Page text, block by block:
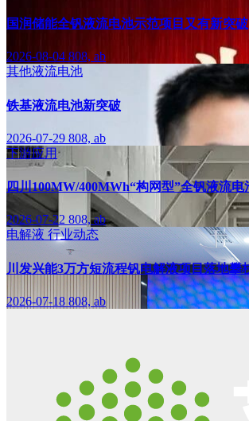
国润储能全钒液流电池示范项目又有新突破
2026-08-04 808, ab
其他液流电池
铁基液流电池新突破
2026-07-29 808, ab
下游应用
四川100MW/400MWh“构网型”全钒液流电
2026-07-22 808, ab
电解液 行业动态
川发兴能3万方短流程钒电解液项目落地攀
2026-07-18 808, ab